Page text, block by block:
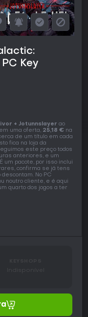
Key
+ Jotunnslayer ao
uma oferta, 25,18 € na
de um título em cada
fica na loja da
este preço todos
anteriores, e um
um pacote, por isso inclui
confirma se já tens
No PC
noutro cliente, e é aqui
quarto dos jogos a ter
Indisponível